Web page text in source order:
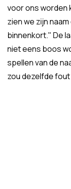
voor ons worden
zien we zijn
binnenkort." De
niet eens boos
spellen van de
zou dezelfde fout